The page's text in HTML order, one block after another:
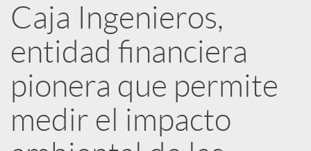
R
e
d
Caja Ingenieros,
entidad financiera
pionera que permite
medir el impacto